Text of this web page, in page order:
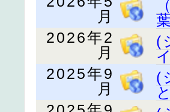
月
2026年2
月
(
2025年9
月
(